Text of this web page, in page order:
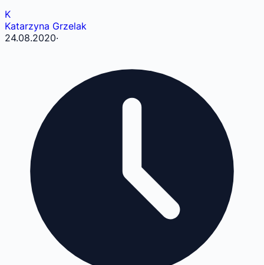
K
Katarzyna Grzelak
24.08.2020·